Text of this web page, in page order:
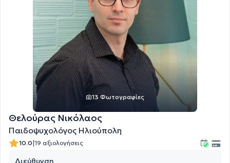
13 Φωτογραφίες
Θελούρας Νικόλαος
Παιδοψυχολόγος Ηλιούπολη
10.0|19 αξιολογήσεις
Διεύθυνση